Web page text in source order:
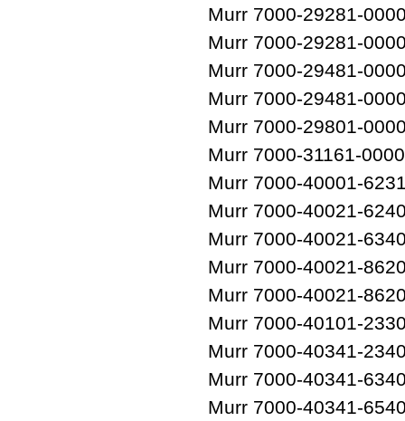
Murr 7000-29281-
Murr 7000-29281-
Murr 7000-29481-
Murr 7000-29481-
Murr 7000-29801-
Murr 7000-31161-
Murr 7000-40001-
Murr 7000-40021-
Murr 7000-40021-
Murr 7000-40021-
Murr 7000-40021-
Murr 7000-40101-
Murr 7000-40341-
Murr 7000-40341-
Murr 7000-40341-